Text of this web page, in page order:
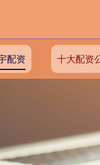
配资 十大配资